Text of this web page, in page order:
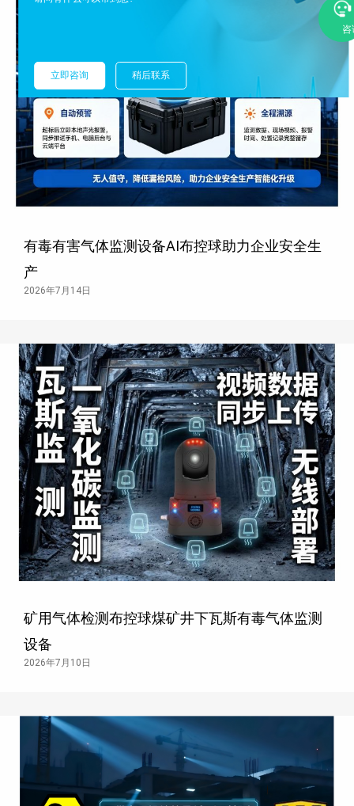
有毒有害气体监测设备AI布控球助力企业安全生
产
2026年7月14日
矿用气体检测布控球煤矿井下瓦斯有毒气体监测
设备
2026年7月10日
立即咨询 稍后联系
咨